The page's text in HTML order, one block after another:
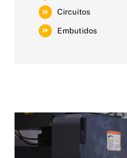
Circuitos
Embutidos